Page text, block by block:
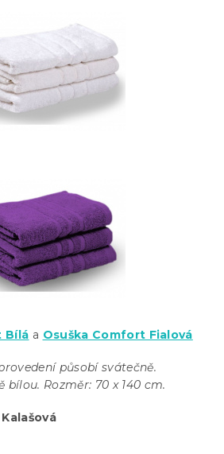
Bílá a Osuška Comfort Fialová
působí svátečně.
Rozměr: 70 x 140 cm.